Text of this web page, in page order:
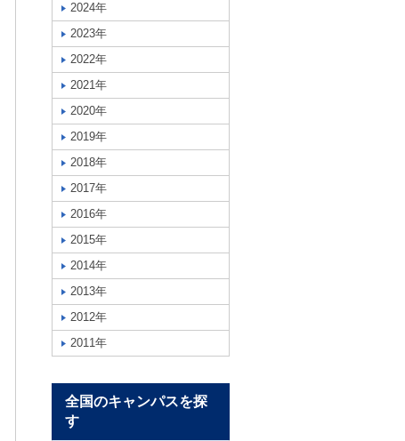
2024年
2023年
2022年
2021年
2020年
2019年
2018年
2017年
2016年
2015年
2014年
2013年
2012年
2011年
全国のキャンパスを探
す